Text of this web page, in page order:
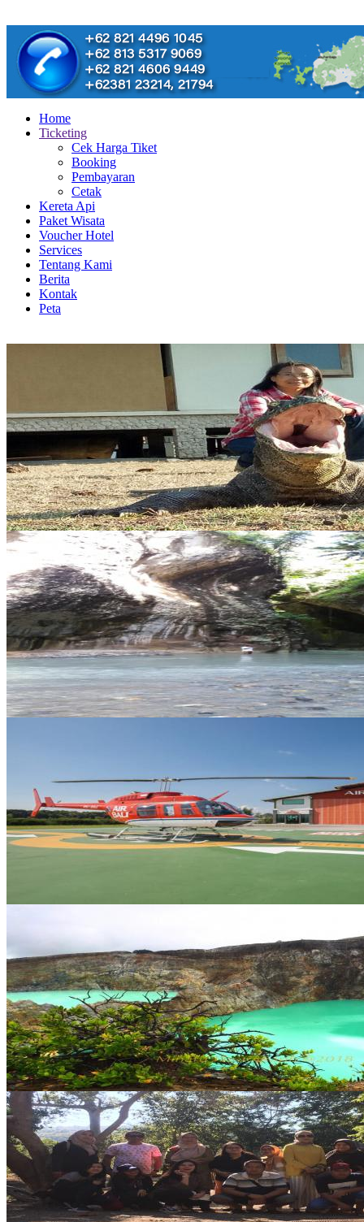
Home
Ticketing
Cek Harga Tiket
Booking
Pembayaran
Cetak
Kereta Api
Paket Wisata
Voucher Hotel
Services
Tentang Kami
Berita
Kontak
Peta